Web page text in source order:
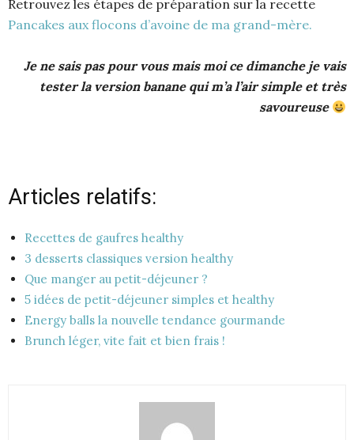
Retrouvez les étapes de préparation sur la recette
Pancakes aux flocons d’avoine de ma grand-mère.
Je ne sais pas pour vous mais moi ce dimanche je vais
tester la version banane qui m’a l’air simple et très
savoureuse
Articles relatifs:
Recettes de gaufres healthy
3 desserts classiques version healthy
Que manger au petit-déjeuner ?
5 idées de petit-déjeuner simples et healthy
Energy balls la nouvelle tendance gourmande
Brunch léger, vite fait et bien frais !